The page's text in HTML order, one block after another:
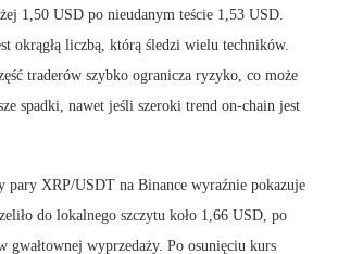
1,50 USD po nieudanym teście 1,53 USD.
okrągłą liczbą, którą śledzi wielu techników.
traderów szybko ogranicza ryzyko, co może
spadki, nawet jeśli szeroki trend on-chain jest
pary XRP/USDT na Binance wyraźnie pokazuje
do lokalnego szczytu koło 1,66 USD, po
gwałtownej wyprzedaży. Po osunięciu kurs